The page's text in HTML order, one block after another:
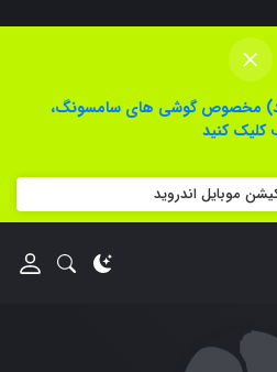
×
مخصوص گوشی های سامسونگ،
کنید
موبایل اندروید